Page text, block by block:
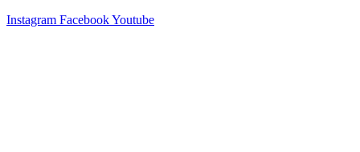
Instagram FacebookYoutube